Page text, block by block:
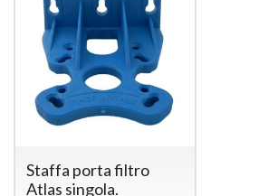
Staffa porta filtro
Atlas singola.